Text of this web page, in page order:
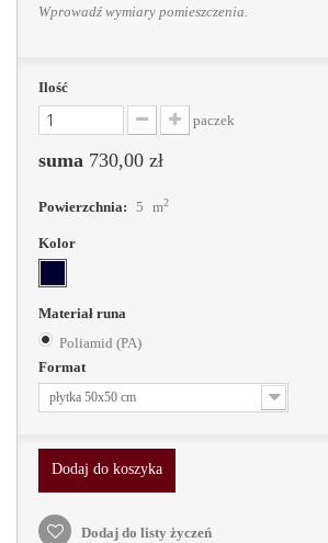
Wprowadź wymiary pomieszczenia.
Ilość
paczek
suma 730,00 zł
Powierzchnia: 5 m2
Kolor
Materiał runa
Poliamid (PA)
Format
płytka 50x50 cm
Dodaj do koszyka
Dodaj do listy życzeń